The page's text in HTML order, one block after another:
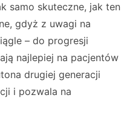
samo skuteczne, jak ten
gdyż z uwagi na
– do progresji
najlepiej na pacjentów
drugiej generacji
i pozwala na